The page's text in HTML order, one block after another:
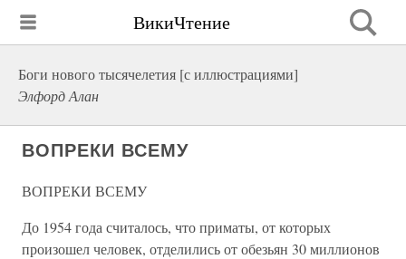
ВикиЧтение
Боги нового тысячелетия [с иллюстрациями]
Элфорд Алан
ВОПРЕКИ ВСЕМУ
ВОПРЕКИ ВСЕМУ
До 1954 года считалось, что приматы, от которых
произошел человек, отделились от обезьян 30 миллионов